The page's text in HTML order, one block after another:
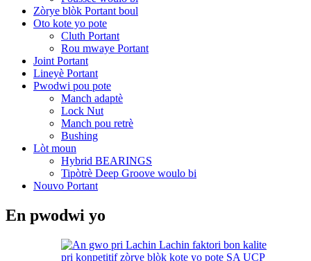
Zòrye blòk Portant boul
Oto kote yo pote
Cluth Portant
Rou mwaye Portant
Joint Portant
Lineyè Portant
Pwodwi pou pote
Manch adaptè
Lock Nut
Manch pou retrè
Bushing
Lòt moun
Hybrid BEARINGS
Tipòtrè Deep Groove woulo bi
Nouvo Portant
En pwodwi yo